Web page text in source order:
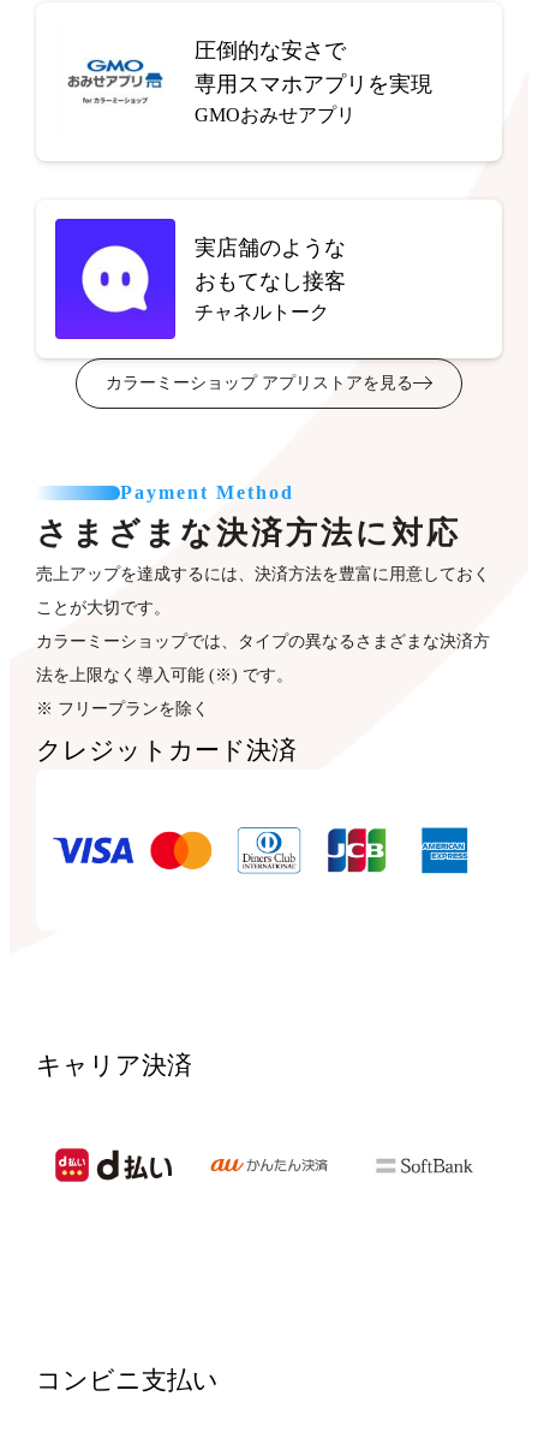
圧倒的な安さで
専用スマホアプリを実現
GMOおみせアプリ
実店舗のような
おもてなし接客
チャネルトーク
カラーミーショップ アプリストアを見る
Payment Method
さまざまな決済方法に対応
売上アップを達成するには、決済方法を豊富に用意しておく
ことが大切です。
カラーミーショップでは、タイプの異なるさまざまな決済方
法を上限なく導入可能 (※) です。
※ フリープランを除く
クレジットカード決済
キャリア決済
コンビニ支払い